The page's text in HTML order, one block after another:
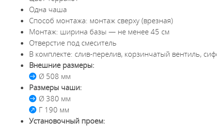
Одна чаша
Способ монтажа: монтаж сверху (врезная)
Монтаж: ширина базы — не менее 45 см
Отверстие под смеситель
В комплекте: слив-перелив, корзинчатый вентиль,
Внешние размеры:
Ø 508 мм
Размеры чаши:
Ø 380 мм
Г 190 мм
Установочный проем: